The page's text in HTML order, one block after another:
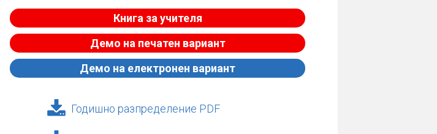
Книга за учителя
Демо на печатен вариант
Демо на електронен вариант
Годишно разпределение PDF